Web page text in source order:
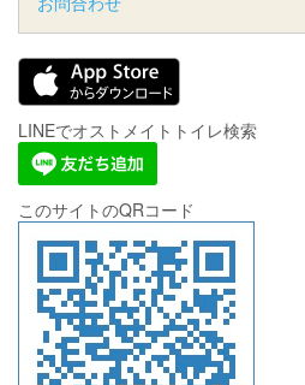
LINEでオストメイトトイレ検索
このサイトのQRコード